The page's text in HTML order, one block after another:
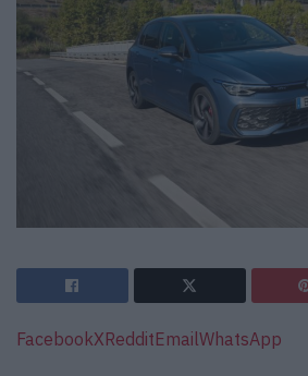
FacebookXRedditEmailWhatsApp